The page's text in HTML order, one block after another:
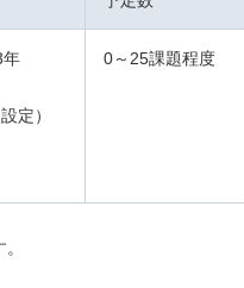
年
定）
0～25課題程度